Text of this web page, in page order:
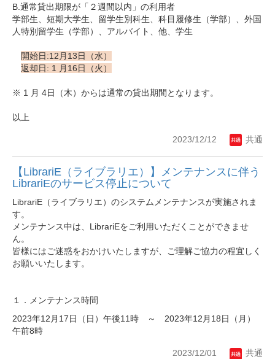
B.通常貸出期限が「２週間以内」の利用者
学部生、短期大学生、留学生別科生、科目履修生（学部）、外国
人特別留学生（学部）、アルバイト、他、学生
開始日:12月13日（水）
返却日: 1 月16日（火）
※ 1 月 4日（木）からは通常の貸出期間となります。
以上
2023/12/12 共通
【LibrariE（ライブラリエ）】メンテナンスに伴う
LibrariEのサービス停止について
LibrariE（ライブラリエ）のシステムメンテナンスが実施されま
す。
メンテナンス中は、LibrariEをご利用いただくことができませ
ん。
皆様にはご迷惑をおかけいたしますが、ご理解ご協力の程宜しく
お願いいたします。
１．メンテナンス時間
2023年12月17日（日）午後11時 ～ 2023年12月18日（月）
午前8時
2023/12/01 共通